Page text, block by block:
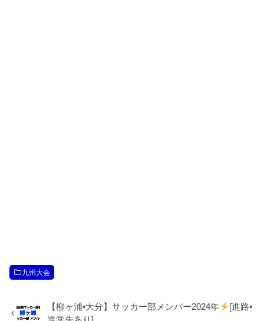
九州大会
【柳ヶ浦•大分】サッカー部メンバー2024年
[進路•